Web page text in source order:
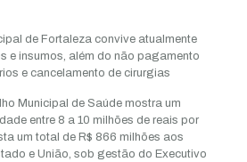
de Fortaleza convive atualmente
e insumos, além do não pagamento
e cancelamento de cirurgias
Municipal de Saúde mostra um
entre 8 a 10 milhões de reais por
um total de R$ 866 milhões aos
e União, sob gestão do Executivo